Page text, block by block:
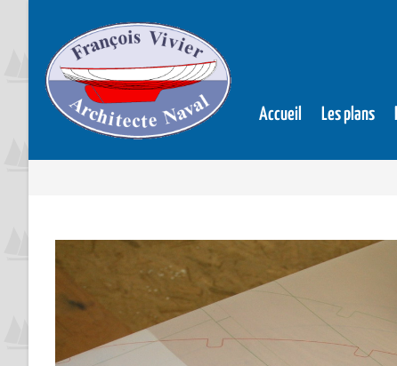
Accueil Les plans